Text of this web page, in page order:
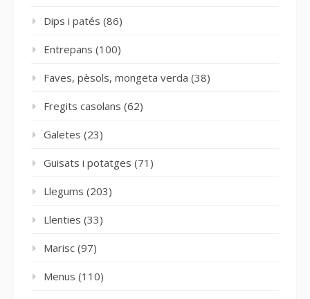
Dips i patés (86)
Entrepans (100)
Faves, pèsols, mongeta verda (38)
Fregits casolans (62)
Galetes (23)
Guisats i potatges (71)
Llegums (203)
Llenties (33)
Marisc (97)
Menus (110)